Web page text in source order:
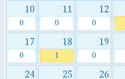
10
0
11
0
12
0
17
0
18
1
19
0
24 25 26